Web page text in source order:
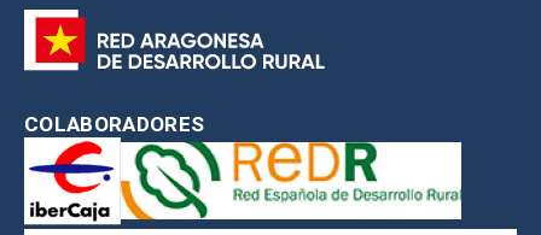
COLABORADORES